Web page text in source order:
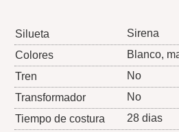
Silueta
Sirena
Colores
Blanco,
Tren
No
Transformador
No
Tiempo de costura
28 dias